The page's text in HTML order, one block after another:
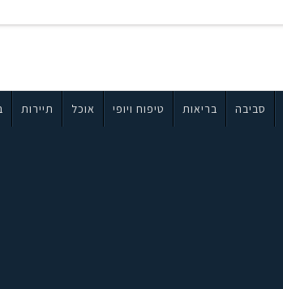
סביבה בריאות טיפוח ויופי אוכל תיירות